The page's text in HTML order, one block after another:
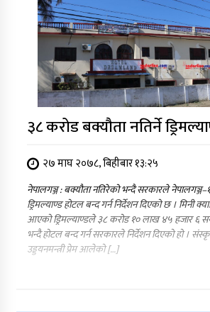
३८ करोड बक्यौता नतिर्ने
२७ माघ २०७८, बिहीबार १३:२५
नेपालगञ्ज : बक्यौता नतिरेको भन्दै सरकारले
ड्रिमल्याण्ड होटल बन्द गर्न निर्देशन दिएको छ । मिनी
आएको ड्रिमल्याण्डले ३८ करोड १० लाख ४५ हजार ६
भन्दै होटल बन्द गर्न सरकारले निर्देशन दिएको हो ।
उड्डयनमन्त्री प्रेम आलेको […]